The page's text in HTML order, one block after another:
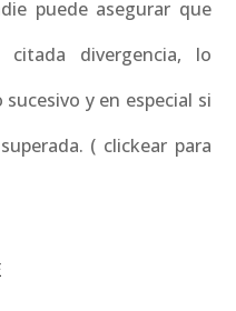
puede asegurar que
divergencia, lo
y en especial si
( clickear para